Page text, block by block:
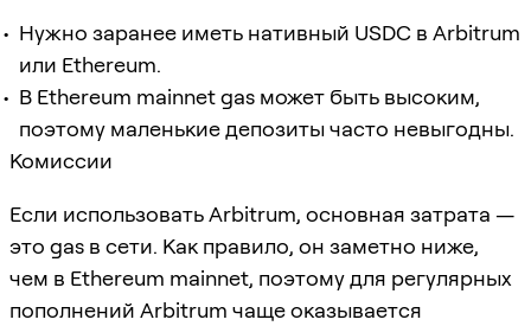
Нужно заранее иметь нативный USDC в Arbitrum
или Ethereum.
В Ethereum mainnet gas может быть высоким,
поэтому маленькие депозиты часто невыгодны.
Комиссии
Если использовать Arbitrum, основная затрата —
это gas в сети. Как правило, он заметно ниже,
чем в Ethereum mainnet, поэтому для регулярных
пополнений Arbitrum чаще оказывается